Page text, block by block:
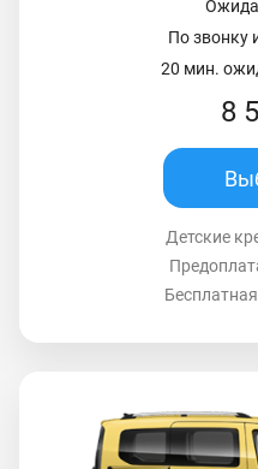
По звонку
20 мин.
8
Детские